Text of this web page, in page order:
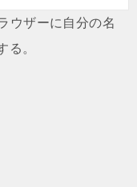
ウザーに自分の名
る。